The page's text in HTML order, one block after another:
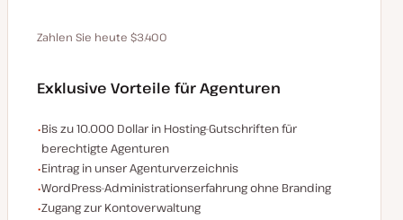
Zahlen Sie heute $3.400
Exklusive Vorteile für Agenturen
Beispiele für die exklusiven Vorteile für Agenturen:
Bis zu 10.000 Dollar in Hosting-Gutschriften für
berechtigte Agenturen
Eintrag in unser Agenturverzeichnis
WordPress-Administrationserfahrung ohne Branding
Zugang zur Kontoverwaltung